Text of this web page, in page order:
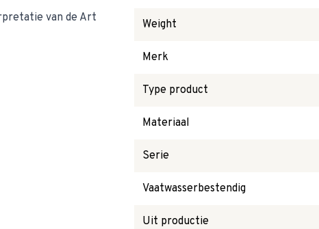
van de Art
Weight
Merk
Type product
Materiaal
Serie
Vaatwasserbestendig
Uit productie